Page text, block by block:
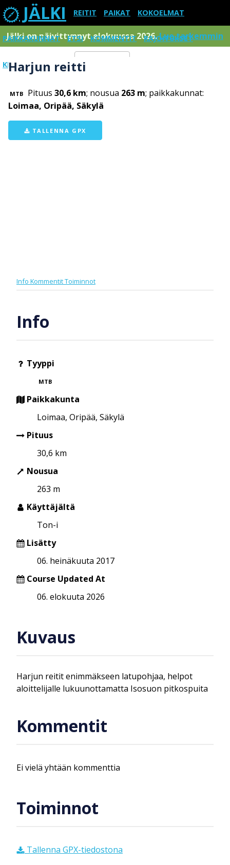
JÄLKI REITIT PAIKAT KOKOELMAT
PAIKKAKUNNAT ETSI KOMMENTIT RAJOITUKSET
KIRJAUDU SISÄÄN
Jälki on päivittynnyt elokuussa 2026.Lue tarkemmin
Harjun reitti
MTB Pituus 30,6 km; nousua 263 m; paikkakunnat:
Loimaa, Oripää, Säkylä
TALLENNA GPX
Info KommentitToiminnot
Info
Tyyppi
MTB
Paikkakunta
Loimaa, Oripää, Säkylä
Pituus
30,6 km
Nousua
263 m
Käyttäjältä
Ton-i
Lisätty
06. heinäkuuta 2017
Course Updated At
06. elokuuta 2026
Kuvaus
Harjun reitit enimmäkseen latupohjaa, helpot
aloittelijalle lukuunottamatta Isosuon pitkospuita
Kommentit
Ei vielä yhtään kommenttia
Toiminnot
Tallenna GPX-tiedostona